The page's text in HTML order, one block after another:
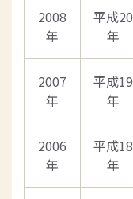
2008
年
平成20
年
2007
年
平成19
年
2006
年
平成18
年